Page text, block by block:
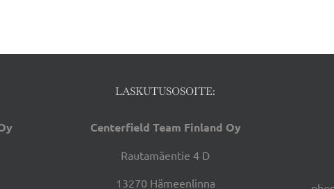
LASKUTUSOSOITE:
Centerfield Team Finland Oy
Rautamäentie 4 D
13270 Hämeenlinna